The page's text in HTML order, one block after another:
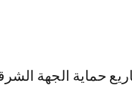
حماية الجهة